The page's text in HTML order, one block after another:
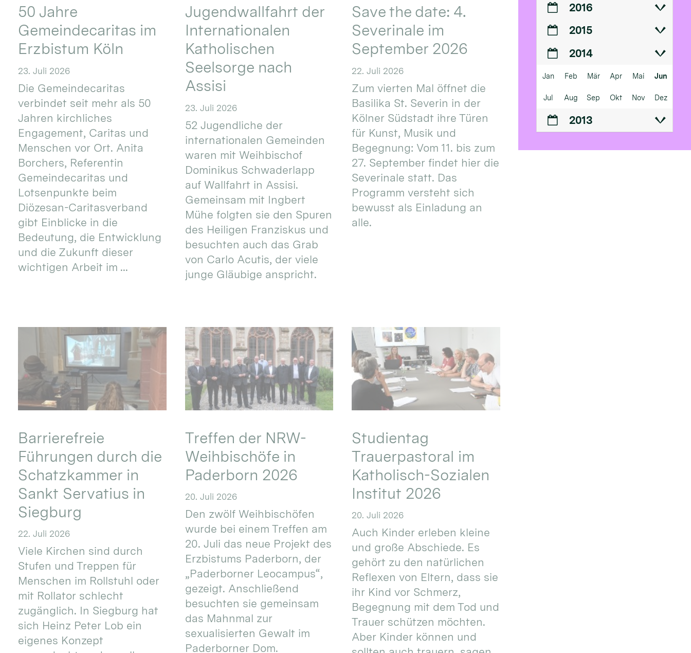
50 Jahre
Gemeindecaritas im
Erzbistum Köln
23. Juli 2026
Die Gemeindecaritas
verbindet seit mehr als 50
Jahren kirchliches
Engagement, Caritas und
Menschen vor Ort. Anita
Borchers, Referentin
Gemeindecaritas und
Lotsenpunkte beim
Diözesan-Caritasverband
gibt Einblicke in die
Bedeutung, die Entwicklung
und die Zukunft dieser
wichtigen Arbeit im ...
Jugendwallfahrt der
Internationalen
Katholischen
Seelsorge nach
Assisi
23. Juli 2026
52 Jugendliche der
internationalen Gemeinden
waren mit Weihbischof
Dominikus Schwaderlapp
auf Wallfahrt in Assisi.
Gemeinsam mit Ingbert
Mühe folgten sie den Spuren
des Heiligen Franziskus und
besuchten auch das Grab
von Carlo Acutis, der viele
junge Gläubige anspricht.
Save the date: 4.
Severinale im
September 2026
22. Juli 2026
Zum vierten Mal öffnet die
Basilika St. Severin in der
Kölner Südstadt ihre Türen
für Kunst, Musik und
Begegnung: Vom 11. bis zum
27. September findet hier die
Severinale statt. Das
Programm versteht sich
bewusst als Einladung an
alle.
Barrierefreie
Führungen durch die
Schatzkammer in
Sankt Servatius in
Siegburg
22. Juli 2026
Viele Kirchen sind durch
Stufen und Treppen für
Menschen im Rollstuhl oder
mit Rollator schlecht
zugänglich. In Siegburg hat
sich Heinz Peter Lob ein
eigenes Konzept
Treffen der NRW-
Weihbischöfe in
Paderborn 2026
20. Juli 2026
Den zwölf Weihbischöfen
wurde bei einem Treffen am
20. Juli das neue Projekt des
Erzbistums Paderborn, der
„Paderborner Leocampus“,
gezeigt. Anschließend
besuchten sie gemeinsam
das Mahnmal zur
sexualisierten Gewalt im
Paderborner Dom.
Studientag
Trauerpastoral im
Katholisch-Sozialen
Institut 2026
20. Juli 2026
Auch Kinder erleben kleine
und große Abschiede. Es
gehört zu den natürlichen
Reflexen von Eltern, dass sie
ihr Kind vor Schmerz,
Begegnung mit dem Tod und
Trauer schützen möchten.
Aber Kinder können und
2016
2015
2014
Jan Feb Mär Apr Mai Jun
Jul Aug Sep Okt Nov Dez
2013